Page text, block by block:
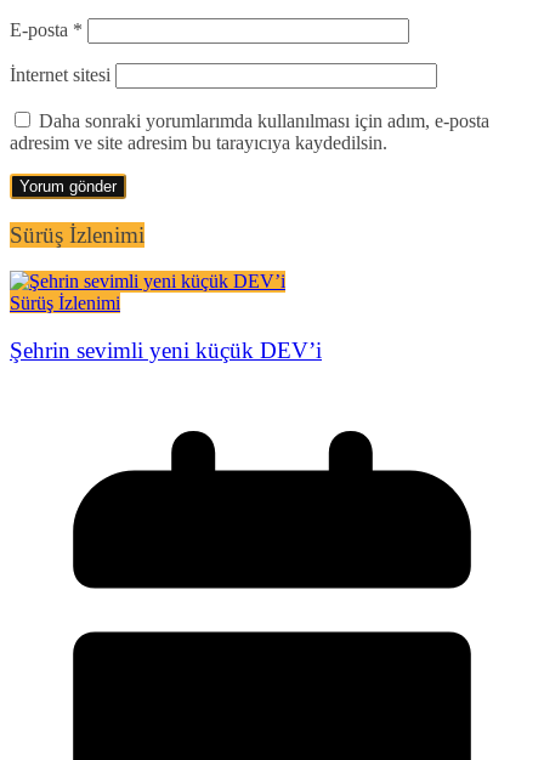
E-posta *
İnternet sitesi
Daha sonraki yorumlarımda kullanılması için adım, e-posta
adresim ve site adresim bu tarayıcıya kaydedilsin.
Sürüş İzlenimi
Sürüş İzlenimi
Şehrin sevimli yeni küçük DEV’i